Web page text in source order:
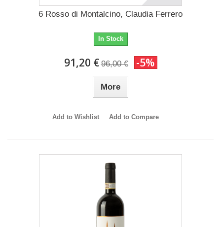
6 Rosso di Montalcino, Claudia Ferrero
In Stock
91,20 € 96,00 € -5%
More
Add to Wishlist Add to Compare